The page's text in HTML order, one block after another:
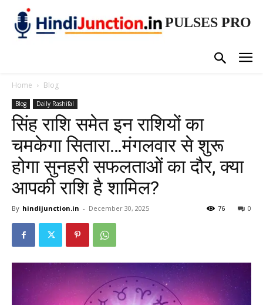
PULSES PRO
Home Blog
Blog Daily Rashifal
सिंह राशि समेत इन राशियों का
चमकेगा सितारा…मंगलवार से शुरू
होगा सुनहरी सफलताओं का दौर, क्या
आपकी राशि है शामिल?
By hindijunction.in - December 30, 2025 0
76